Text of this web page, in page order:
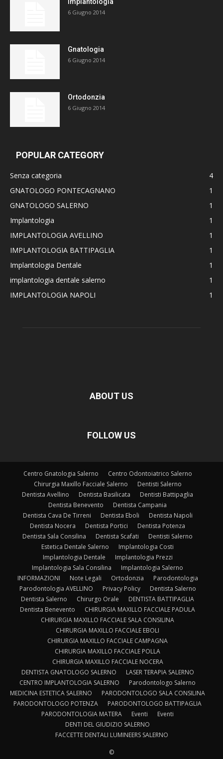
6 Giugno 2014
Gnatologia
6 Giugno 2014
Ortodonzia
6 Giugno 2014
POPULAR CATEGORY
Senza categoria
4
GNATOLOGO PONTECAGNANO
1
GNATOLOGO SALERNO
1
Implantologia
1
IMPLANTOLOGIA AVELLINO
1
IMPLANTOLOGIA BATTIPAGLIA
1
Implantologia Dentale
1
implantologia dentale salerno
1
IMPLANTOLOGIA NAPOLI
1
ABOUT US
FOLLOW US
Centro Gnatologia Salerno
Centro Odontoiatrico Salerno
Chirurgia Maxillo Facciale Salerno
Dentisti Salerno
Dentista Avellino
Dentista Basilicata
Dentisti Battipaglia
Dentista Benevento
Dentista Campania
Dentista Cava De Tirreni
Dentista Eboli
Dentista Napoli
Dentista Nocera
Dentista Portici
Dentista Potenza
Dentista Sala Consilina
Dentista Scafati
Dentisti Salerno
Estetica Dentale Salerno
Implantologia Costi
Implantologia Dentale
Implantologia Prezzi
Implantologia Sala Consilina
Implantologia Salerno
INFORMAZIONI
Note Legali Ortodonzia
Parodontologia
Parodontologia AVELLINO
Privacy Policy
Dentista Salerno
Dentista Salerno
Chirurgo Orale
DENTISTA BATTIPAGLIA
Dentista Benevento
CHIRURGIA MAXILLO FACCIALE PADULA
CHIRURGIA MAXILLO FACCIALE SALA CONSILINA
CHIRURGIA MAXILLO FACCIALE EBOLI
CHIRURGIA MAXILLO FACCIALE CAMPAGNA
CHIRURGIA MAXILLO FACCIALE POLLA
CHIRURGIA MAXILLO FACCIALE NOCERA
DENTISTA GNATOLOGO SALERNO
LASER TERAPIA SALERNO
CENTRO IMPLANTOLOGIA SALERNO
Parodontologo Salerno
MEDICINA ESTETICA SALERNO
PARODONTOLOGO SALA CONSILINA
PARODONTOLOGO POTENZA
PARODONTOLOGO BATTIPAGLIA
PARODONTOLOGIA MATERA
Eventi
Eventi
DENTI DEL GIUDIZIO SALERNO
FACCETTE DENTALI LUMINEERS SALERNO
©